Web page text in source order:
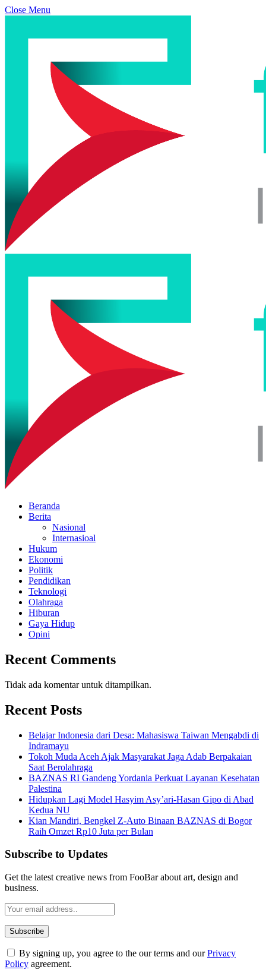
Close Menu
Beranda
Berita
Nasional
Internasioal
Hukum
Ekonomi
Politik
Pendidikan
Teknologi
Olahraga
Hiburan
Gaya Hidup
Opini
Recent Comments
Tidak ada komentar untuk ditampilkan.
Recent Posts
Belajar Indonesia dari Desa: Mahasiswa Taiwan Mengabdi di
Indramayu
Tokoh Muda Aceh Ajak Masyarakat Jaga Adab Berpakaian
Saat Berolahraga
BAZNAS RI Gandeng Yordania Perkuat Layanan Kesehatan
Palestina
Hidupkan Lagi Model Hasyim Asy’ari-Hasan Gipo di Abad
Kedua NU
Kian Mandiri, Bengkel Z-Auto Binaan BAZNAS di Bogor
Raih Omzet Rp10 Juta per Bulan
Subscribe to Updates
Get the latest creative news from FooBar about art, design and
business.
By signing up, you agree to the our terms and ourPrivacy
Policy agreement.